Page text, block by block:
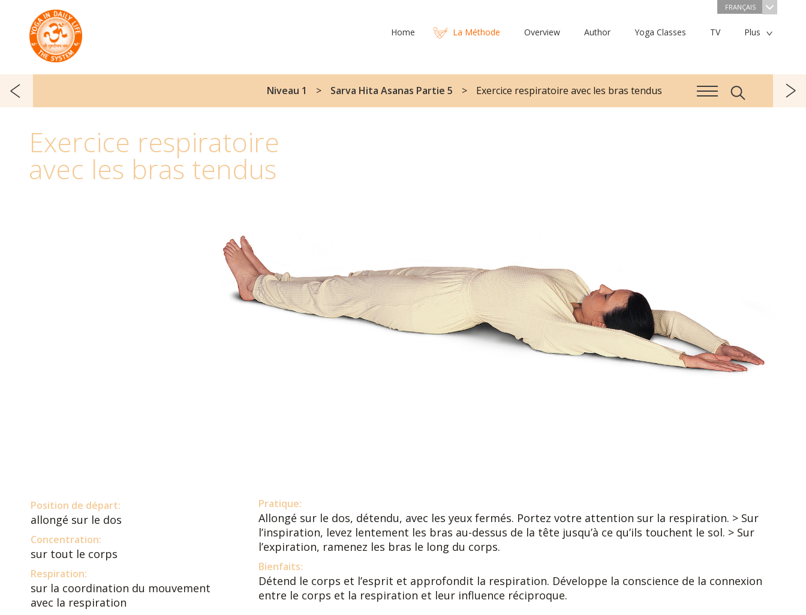
FRANÇAIS
Home La Méthode Overview Author Yoga Classes TV Plus
Niveau 1 Sarva Hita Asanas Partie 5 Exercice respiratoire avec les bras tendus
Exercice respiratoire
avec les bras tendus
Position de départ:
allongé sur le dos
Concentration:
sur tout le corps
Respiration:
sur la coordination du mouvement
avec la respiration
Pratique:
Allongé sur le dos, détendu, avec les yeux fermés. Portez votre attention sur la respiration. > Sur
l’inspiration, levez lentement les bras au-dessus de la tête jusqu’à ce qu’ils touchent le sol. > Sur
l’expiration, ramenez les bras le long du corps.
Bienfaits:
Détend le corps et l’esprit et approfondit la respiration. Développe la conscience de la connexion
entre le corps et la respiration et leur influence réciproque.